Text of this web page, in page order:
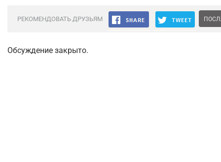
РЕКОМЕНДОВАТЬ ДРУЗЬЯМ
Обсуждение закрыто.